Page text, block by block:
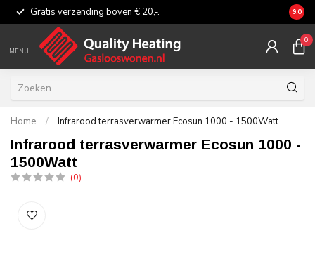
Gratis verzending boven € 20,-. 9.0
MENU
0
Home / Infrarood terrasverwarmer Ecosun 1000 - 1500Watt
Infrarood terrasverwarmer Ecosun 1000 -
1500Watt
(0)